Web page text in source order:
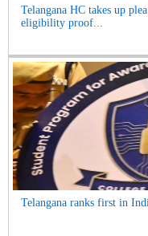
Telangana HC takes up
eligibility proof...
Telangana ranks first in